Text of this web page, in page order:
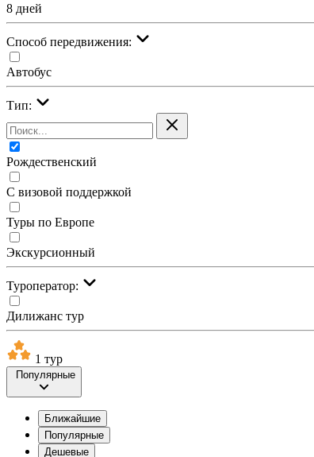
8 дней
Cпособ передвижения:
Автобус
Тип:
Рождественский
С визовой поддержкой
Туры по Европе
Экскурсионный
Туроператор:
Дилижанс тур
1 тур
Популярные
Ближайшие
Популярные
Дешевые